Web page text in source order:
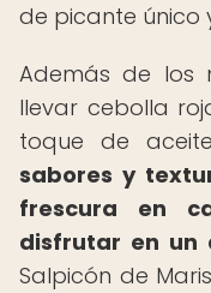
de picante único
Además de los
llevar cebolla
toque de
sabores y
frescura en
disfrutar en un
Salpicón de